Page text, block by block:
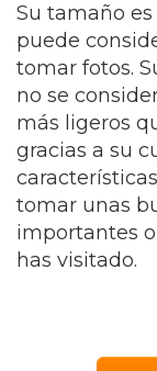
Su tamaño
puede
tomar fotos.
no se
más ligeros
gracias a su
tomar unas
importantes
has visitado.